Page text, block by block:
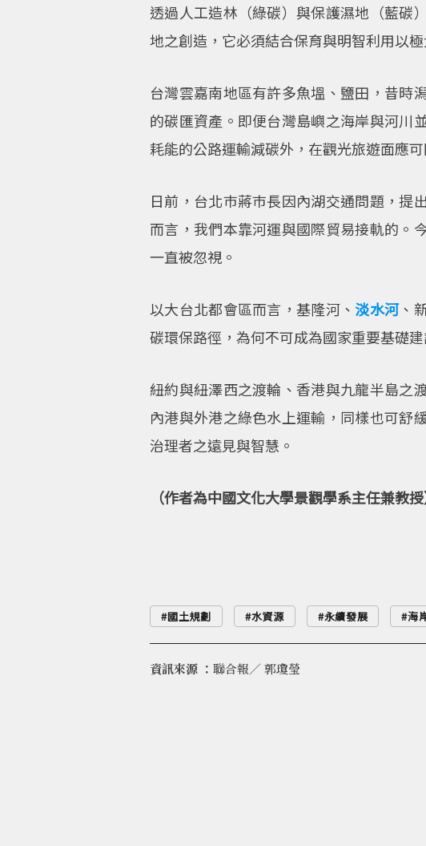
透過人工造林（綠碳）與保護濕地（藍碳
地之創造，它必須結合保育與明智利用以
台灣雲嘉南地區有許多魚塭、鹽田，昔
的碳匯資產。即便台灣島嶼之海岸與河川
耗能的公路運輸減碳外，在觀光旅遊面應
日前，台北巿蔣巿長因內湖交通問題，提
而言，我們本靠河運與國際貿易接軌的。
一直被忽視。
以大台北都會區而言，基隆河、淡水河、
碳環保路徑，為何不可成為國家重要基礎建
紐約與紐澤西之渡輪、香港與九龍半島之
內港與外港之綠色水上運輸，同樣也可舒
治理者之遠見與智慧。
（作者為中國文化大學景觀學系主任兼教授
國土規劃 水資源 永續發展 海
資訊來源 ： 聯合報／ 郭瓊瑩